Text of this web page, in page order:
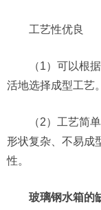
工艺性优良
（1）可以根
活地选择成型工艺。
（2）工艺简
形状复杂、不易成
性。
玻璃钢水箱的